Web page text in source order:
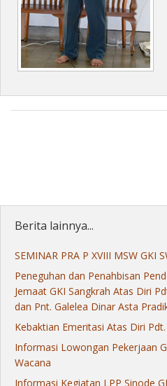
Berita lainnya...
SEMINAR PRA P XVIII MSW GKI
Peneguhan dan Penahbisan
Jemaat GKI Sangkrah Atas Diri
dan Pnt. Galelea Dinar Asta
Kebaktian Emeritasi Atas Diri
Informasi Lowongan Pekerjaan
Wacana
Informasi Kegiatan LPP Sinode